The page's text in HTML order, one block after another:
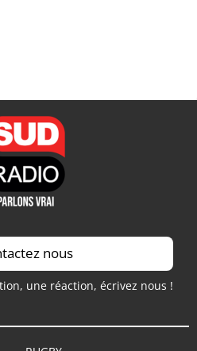
nous
une réaction, écrivez nous !